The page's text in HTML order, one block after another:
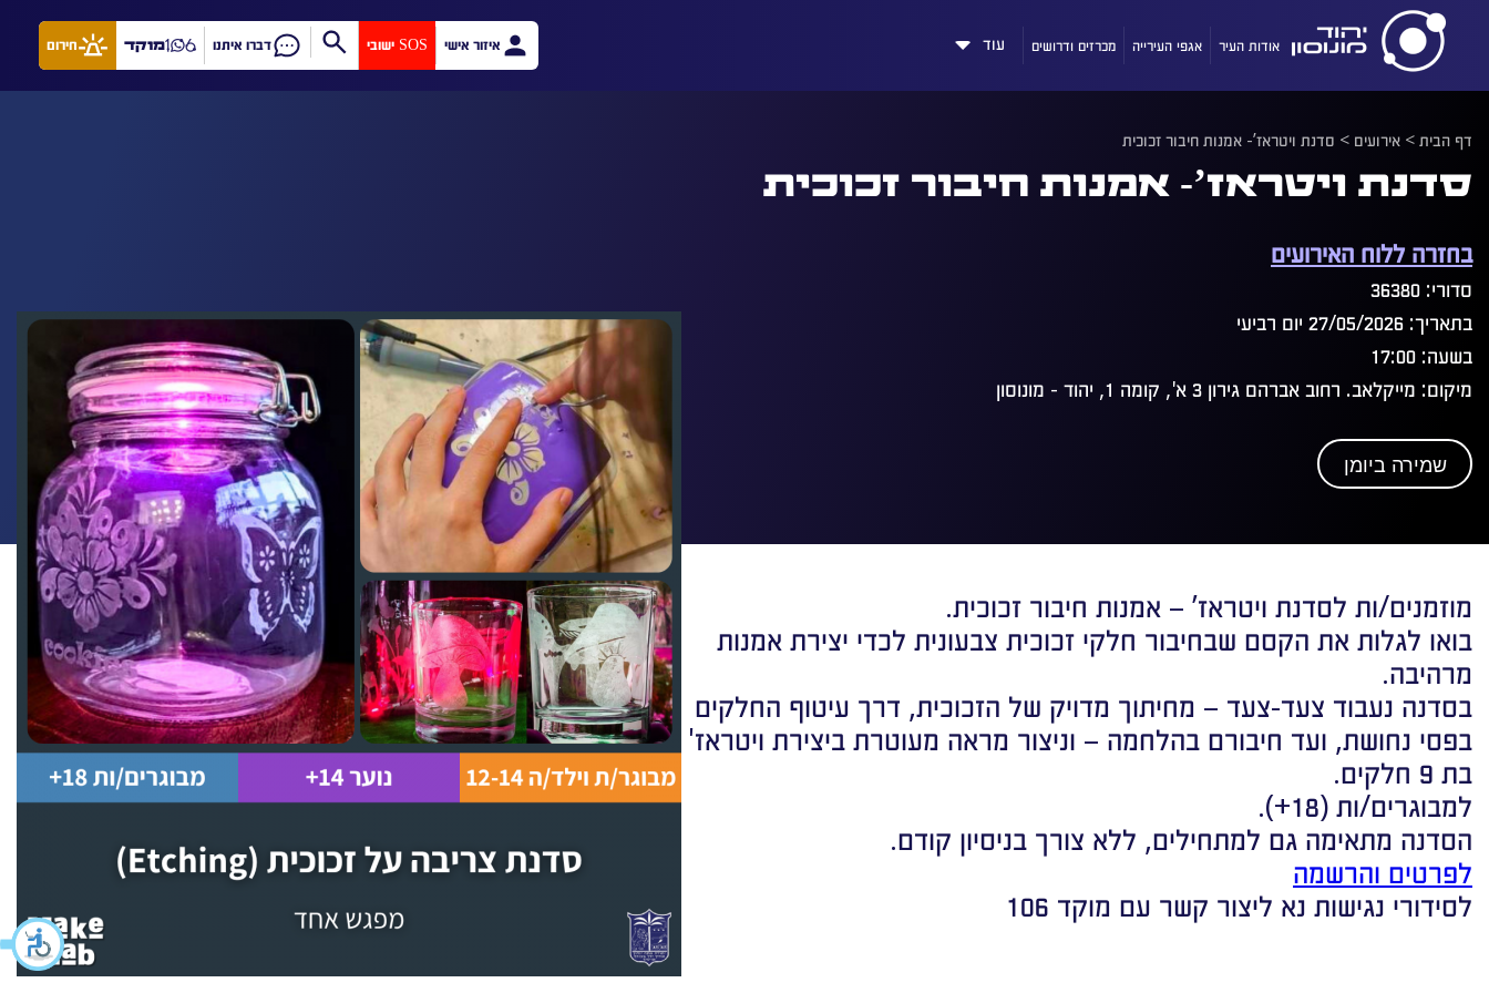
אודות העיר אגפי העירייה מכרזים ודרושים עוד איזור אישי SOS ישובי דברו איתנו מוקד חירום
דף הבית> אירועים > סדנת ויטראז’- אמנות חיבור זכוכית
סדנת ויטראז’- אמנות חיבור זכוכית
בחזרה ללוח האירועים
סדורי: 36380
בתאריך: 27/05/2026 יום רביעי
בשעה: 17:00
מיקום: מייקלאב. רחוב אברהם גירון 3 א', קומה 1, יהוד - מונוסון
שמירה ביומן
מוזמנים/ות לסדנת ויטראז’ – אמנות חיבור זכוכית.
בואו לגלות את הקסם שבחיבור חלקי זכוכית צבעונית לכדי יצירת אמנות
מרהיבה.
בסדנה נעבוד צעד-צעד – מחיתוך מדויק של הזכוכית, דרך עיטוף החלקים
בפסי נחושת, ועד חיבורם בהלחמה – וניצור מראה מעוטרת ביצירת ויטראז'
בת 9 חלקים.
למבוגרים/ות (18+).
הסדנה מתאימה גם למתחילים, ללא צורך בניסיון קודם.
לפרטים והרשמה
לסידורי נגישות נא ליצור קשר עם מוקד 106